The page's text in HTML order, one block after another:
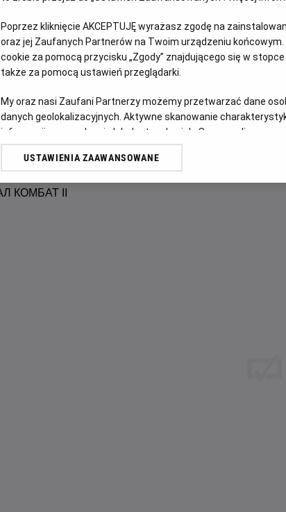
OPIS FILMU
Від студії New Line Cinema
легендарної відеогри
Кейджем — чемпіони
Їхня мета — зупинити темне
Poprzez kliknięcie AKCEPTUJĘ wyrażasz zgodę na
oraz jej Zaufanych Partnerów na Twoim urządzeniu
cookie za pomocą przycisku „Zgody” znajdującego się w
także za pomocą ustawień przeglądarki.
My oraz nasi Zaufani Partnerzy możemy przetwarzać dane
danych geolokalizacyjnych. Aktywne skanowanie
informacji na urządzeniu lub dostęp do nich. Spersonalizowane
odbiorców i ulepszanie usług.
Lista Zaufanych Partnerów
USTAWIENIA ZAAWANSOWANE